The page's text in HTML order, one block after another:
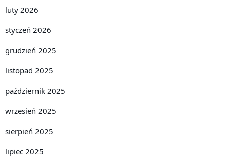
luty 2026
styczeń 2026
grudzień 2025
listopad 2025
październik 2025
wrzesień 2025
sierpień 2025
lipiec 2025